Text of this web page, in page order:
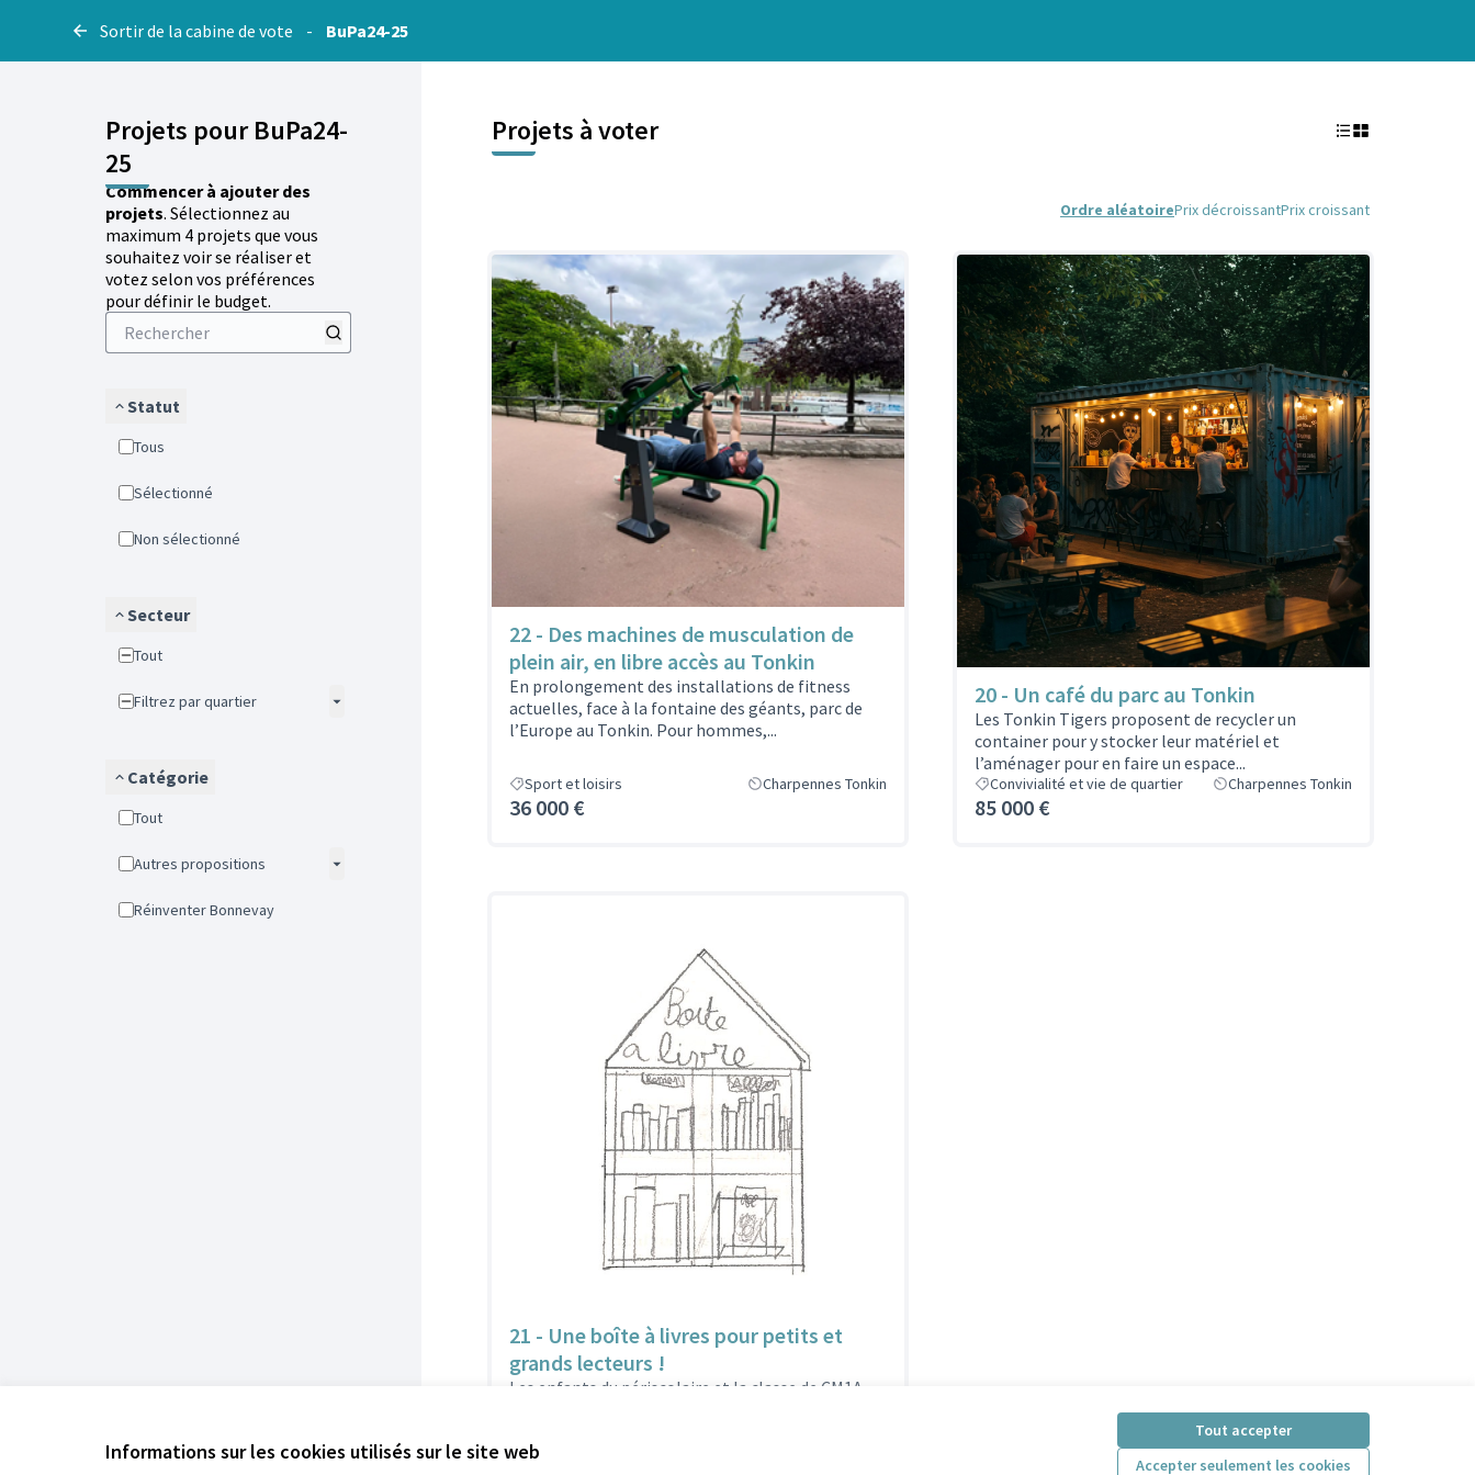
Informations sur les cookies utilisés sur le site web
Tout accepter
Accepter seulement les cookies
Sortir de la cabine de vote - BuPa24-25
Projets pour BuPa24-
25
Commencer à ajouter des
projets. Sélectionnez au
maximum 4 projets que vous
souhaitez voir se réaliser et
votez selon vos préférences
pour définir le budget.
Statut
Tous
Sélectionné
Non sélectionné
Secteur
Tout
Filtrez par quartier
Catégorie
Tout
Autres propositions
Réinventer Bonnevay
Projets à voter
Ordre aléatoirePrix décroissantPrix croissant
22 - Des machines de musculation de
plein air, en libre accès au Tonkin
En prolongement des installations de fitness
actuelles, face à la fontaine des géants, parc de
l’Europe au Tonkin. Pour hommes,...
Sport et loisirs Charpennes Tonkin
36 000 €
20 - Un café du parc au Tonkin
Les Tonkin Tigers proposent de recycler un
container pour y stocker leur matériel et
l’aménager pour en faire un espace...
Convivialité et vie de quartier Charpennes Tonkin
85 000 €
21 - Une boîte à livres pour petits et
grands lecteurs !
Les enfants du périscolaire et la classe de CM1A
Culture et patrimoine